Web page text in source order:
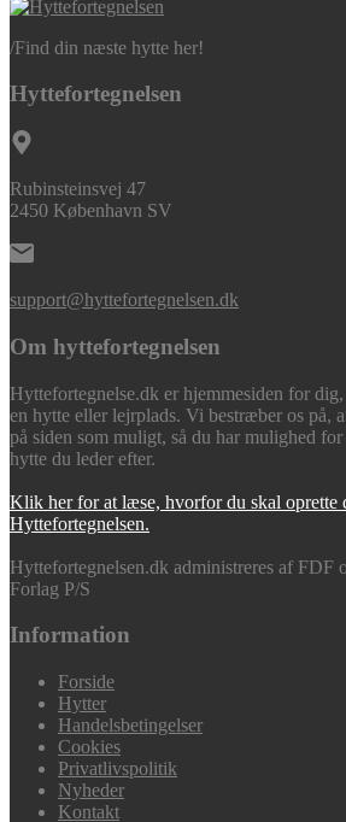
/Find din næste hytte her!
Hyttefortegnelsen
Rubinsteinsvej 47
2450 København SV
support@hyttefortegnelsen.dk
Om hyttefortegnelsen
Hyttefortegnelse.dk er hjemmesiden for
en hytte eller lejrplads. Vi bestræber os på,
på siden som muligt, så du har mulighed
hytte du leder efter.
Klik her for at læse, hvorfor du skal oprette
Hyttefortegnelsen.
Hyttefortegnelsen.dk administreres af FDF
Forlag P/S
Information
Forside
Hytter
Handelsbetingelser
Cookies
Privatlivspolitik
Nyheder
Kontakt